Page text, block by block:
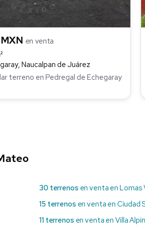
en venta
Naucalpan de Juárez
terreno en Pedregal de Echegaray
30 terrenos en venta en Lomas
15 terrenos en venta en Ciudad
11 terrenos en venta en Villa